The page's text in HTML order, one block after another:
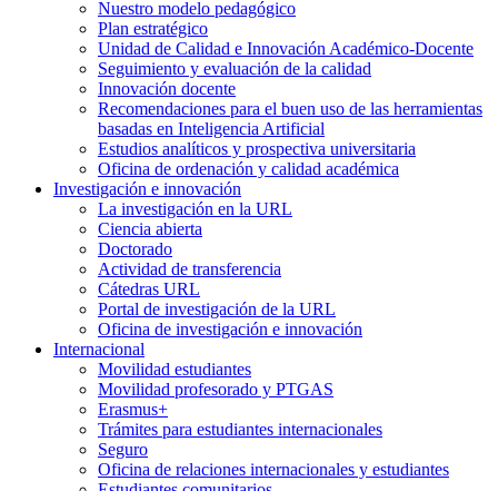
Nuestro modelo pedagógico
Plan estratégico
Unidad de Calidad e Innovación Académico-Docente
Seguimiento y evaluación de la calidad
Innovación docente
Recomendaciones para el buen uso de las herramientas
basadas en Inteligencia Artificial
Estudios analíticos y prospectiva universitaria
Oficina de ordenación y calidad académica
Investigación e innovación
La investigación en la URL
Ciencia abierta
Doctorado
Actividad de transferencia
Cátedras URL
Portal de investigación de la URL
Oficina de investigación e innovación
Internacional
Movilidad estudiantes
Movilidad profesorado y PTGAS
Erasmus+
Trámites para estudiantes internacionales
Seguro
Oficina de relaciones internacionales y estudiantes